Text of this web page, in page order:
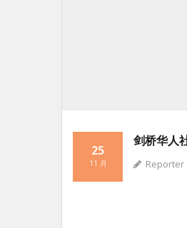
剑桥华人
25
11 月 Reporter